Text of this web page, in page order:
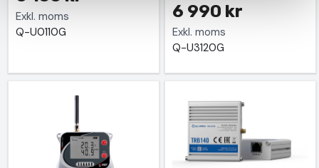
Exkl. moms
Q-U0110G
6 990 kr
Exkl. moms
Q-U3120G